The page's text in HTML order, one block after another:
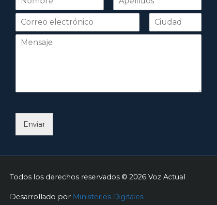
m
r
Nombre Apellidos
Enviar
Todos los derechos reservados © 2026 Voz Actual
Desarrollado por Ministerios Digitales